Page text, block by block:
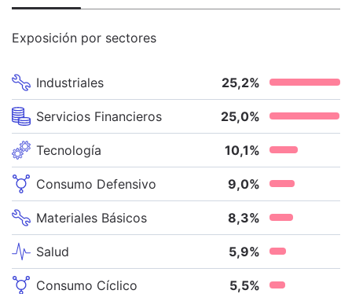
Exposición por sectores
Industriales 25,2%
Servicios Financieros 25,0%
Tecnología 10,1%
Consumo Defensivo 9,0%
Materiales Básicos 8,3%
Salud 5,9%
Consumo Cíclico 5,5%